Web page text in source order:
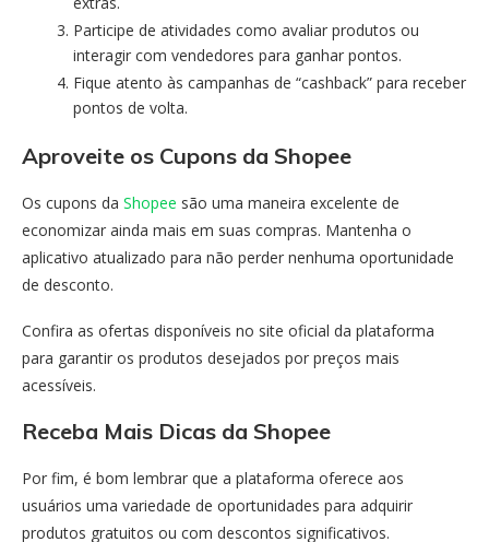
Participe de atividades como avaliar produtos ou
interagir com vendedores para ganhar pontos.
Fique atento às campanhas de “cashback” para receber
pontos de volta.
Aproveite os Cupons da Shopee
Os cupons da Shopee são uma maneira excelente de
economizar ainda mais em suas compras. Mantenha o
aplicativo atualizado para não perder nenhuma oportunidade
de desconto.
Confira as ofertas disponíveis no site oficial da plataforma
para garantir os produtos desejados por preços mais
acessíveis.
Receba Mais Dicas da Shopee
Por fim, é bom lembrar que a plataforma oferece aos
usuários uma variedade de oportunidades para adquirir
produtos gratuitos ou com descontos significativos.